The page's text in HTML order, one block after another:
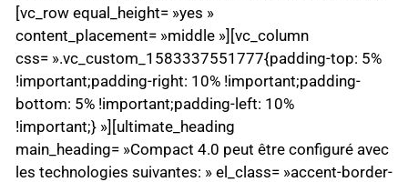
[vc_row equal_height= »yes »
content_placement= »middle »][vc_column
css= ».vc_custom_1583337551777{padding-top: 5%
!important;padding-right: 10% !important;padding-
bottom: 5% !important;padding-left: 10%
!important;} »][ultimate_heading
main_heading= »Compact 4.0 peut être configuré avec
les technologies suivantes: » el_class= »accent-border-